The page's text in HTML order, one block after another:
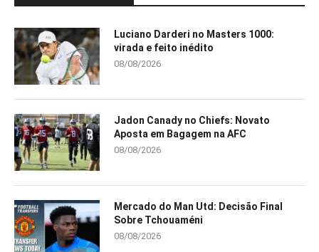
Luciano Darderi no Masters 1000:
virada e feito inédito
08/08/2026
Jadon Canady no Chiefs: Novato
Aposta em Bagagem na AFC
08/08/2026
Mercado do Man Utd: Decisão Final
Sobre Tchouaméni
08/08/2026